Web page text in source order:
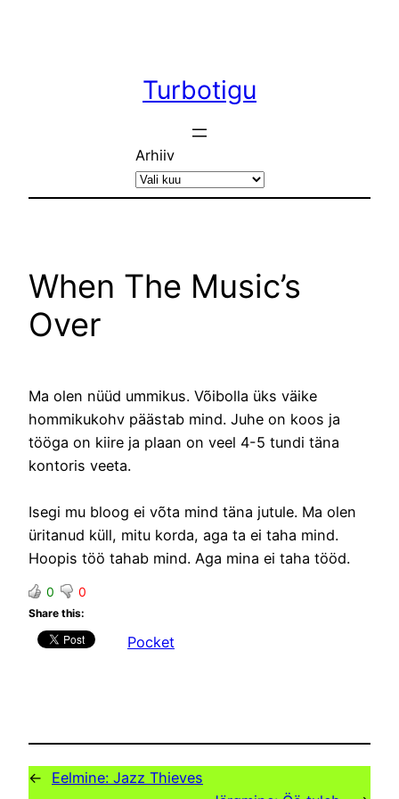
Turbotigu
Arhiiv
When The Music’s
Over
Ma olen nüüd ummikus. Võibolla üks väike
hommikukohv päästab mind. Juhe on koos ja
tööga on kiire ja plaan on veel 4-5 tundi täna
kontoris veeta.
Isegi mu bloog ei võta mind täna jutule. Ma olen
üritanud küll, mitu korda, aga ta ei taha mind.
Hoopis töö tahab mind. Aga mina ei taha tööd.
0 0
Share this:
Pocket
← Eelmine: Jazz Thieves